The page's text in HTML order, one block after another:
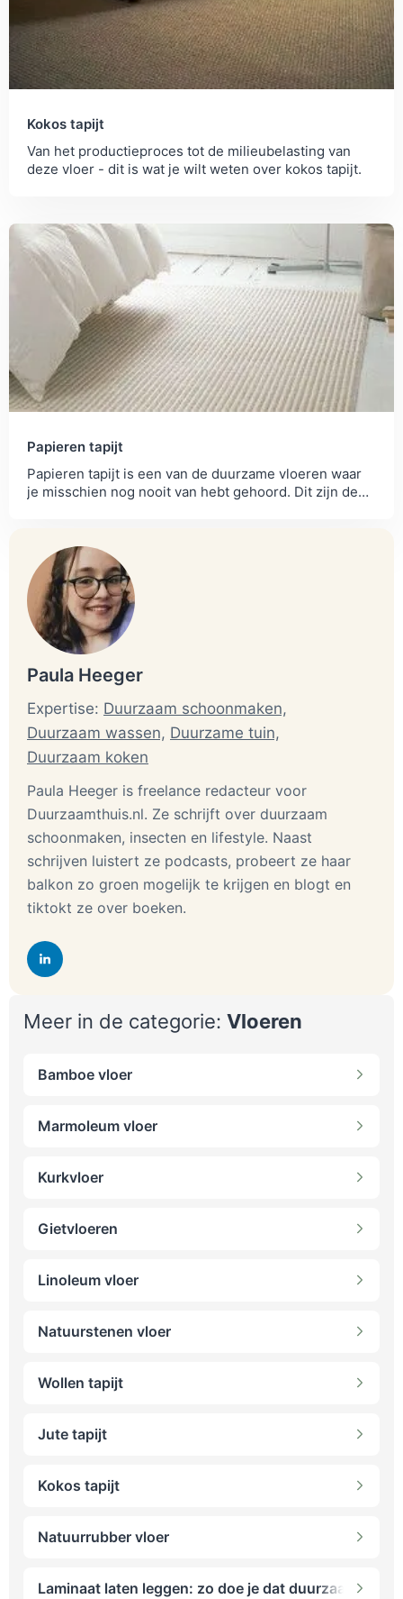
Kokos tapijt
Van het productieproces tot de milieubelasting van
deze vloer - dit is wat je wilt weten over kokos tapijt.
Papieren tapijt
Papieren tapijt is een van de duurzame vloeren waar
je misschien nog nooit van hebt gehoord. Dit zijn de
Paula Heeger
Expertise: Duurzaam schoonmaken,
Duurzaam wassen, Duurzame tuin,
Duurzaam koken
Paula Heeger is freelance redacteur voor
Duurzaamthuis.nl. Ze schrijft over duurzaam
schoonmaken, insecten en lifestyle. Naast
schrijven luistert ze podcasts, probeert ze haar
balkon zo groen mogelijk te krijgen en blogt en
tiktokt ze over boeken.
Meer in de categorie: Vloeren
Bamboe vloer
Marmoleum vloer
Kurkvloer
Gietvloeren
Linoleum vloer
Natuurstenen vloer
Wollen tapijt
Jute tapijt
Kokos tapijt
Natuurrubber vloer
Laminaat laten leggen: zo doe je dat duurzaam